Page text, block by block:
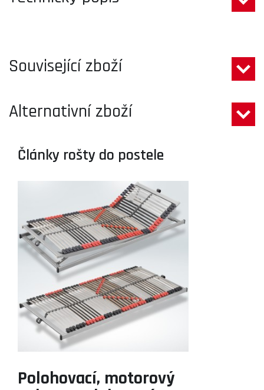
Články rošty do postele
Polohovací, motorový
Související zboží
Alternativní zboží